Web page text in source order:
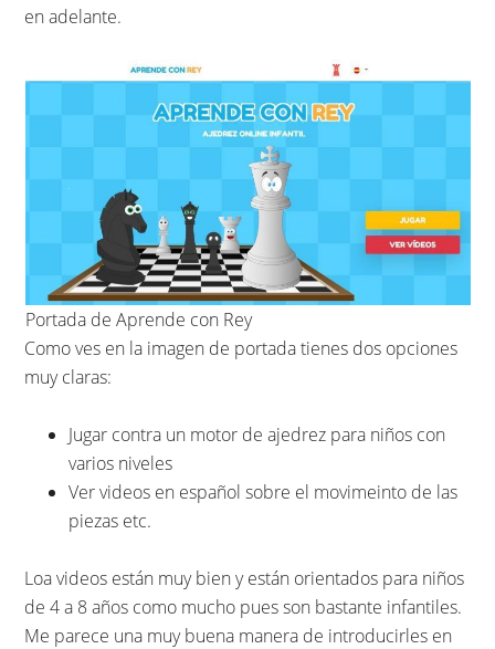
en adelante.
Portada de Aprende con Rey
Como ves en la imagen de portada tienes dos opciones
muy claras:
Jugar contra un motor de ajedrez para niños con
varios niveles
Ver videos en español sobre el movimeinto de las
piezas etc.
Loa videos están muy bien y están orientados para niños
de 4 a 8 años como mucho pues son bastante infantiles.
Me parece una muy buena manera de introducirles en